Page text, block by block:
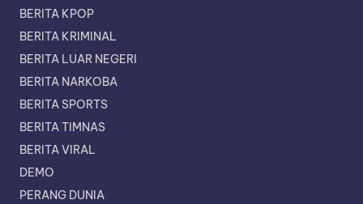
BERITA KPOP
BERITA KRIMINAL
BERITA LUAR NEGERI
BERITA NARKOBA
BERITA SPORTS
BERITA TIMNAS
BERITA VIRAL
DEMO
PERANG DUNIA